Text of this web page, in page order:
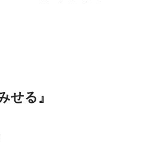
せる』